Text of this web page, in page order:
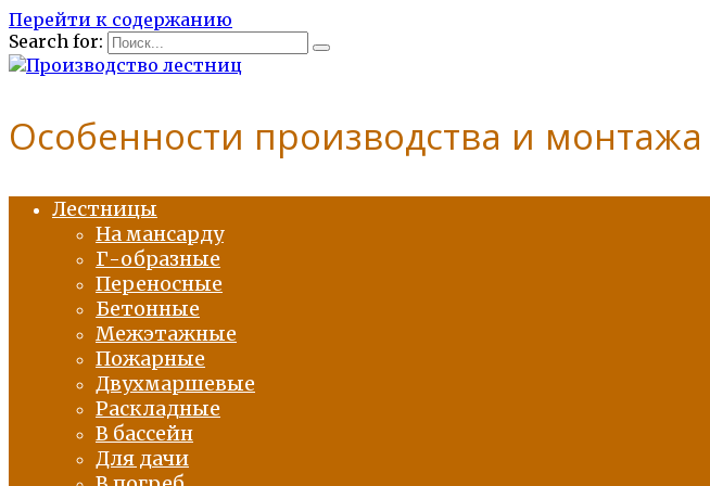
Перейти к содержанию
Search for:
Особенности производства и
Лестницы
На мансарду
Г-образные
Переносные
Бетонные
Межэтажные
Пожарные
Двухмаршевые
Раскладные
В бассейн
Для дачи